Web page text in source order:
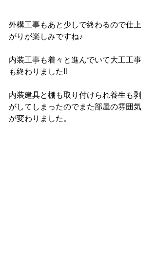
外構工事もあと少しで終わるので仕上
がりが楽しみですね♪
内装工事も着々と進んでいて大工工事
も終わりました‼︎
内装建具と棚も取り付けられ養生も剥
がしてしまったのでまた部屋の雰囲気
が変わりました。